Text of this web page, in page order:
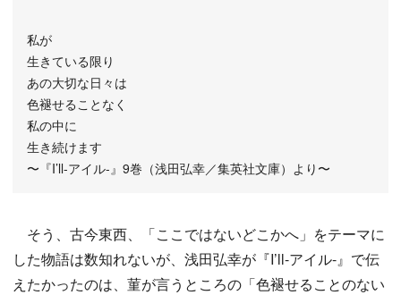
私が
生きている限り
あの大切な日々は
色褪せることなく
私の中に
生き続けます
〜『I’ll-アイル-』9巻（浅田弘幸／集英社文庫）より〜
そう、古今東西、「ここではないどこかへ」をテーマに
した物語は数知れないが、浅田弘幸が『I’ll-アイル-』で伝
えたかったのは、菫が言うところの「色褪せることのない